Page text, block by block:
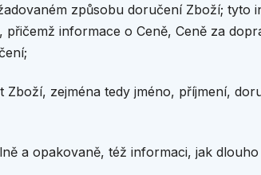
způsobu doručení Zboží; tyto
informace o Ceně, Ceně za
zejména tedy jméno, příjmení,
a opakovaně, též informaci, jak